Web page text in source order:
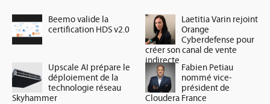
Beemo valide la
certification HDS v2.0
Laetitia Varin rejoint
Orange
Cyberdefense pour
créer son canal de vente
indirecte
Upscale AI prépare le
déploiement de la
technologie réseau
Skyhammer
Fabien Petiau
nommé vice-
président de
Cloudera France